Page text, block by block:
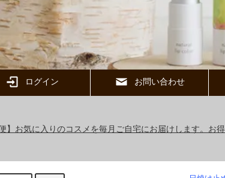
ログイン お問い合わせ
】お気に入りのコスメを毎月ご自宅にお届けします。お